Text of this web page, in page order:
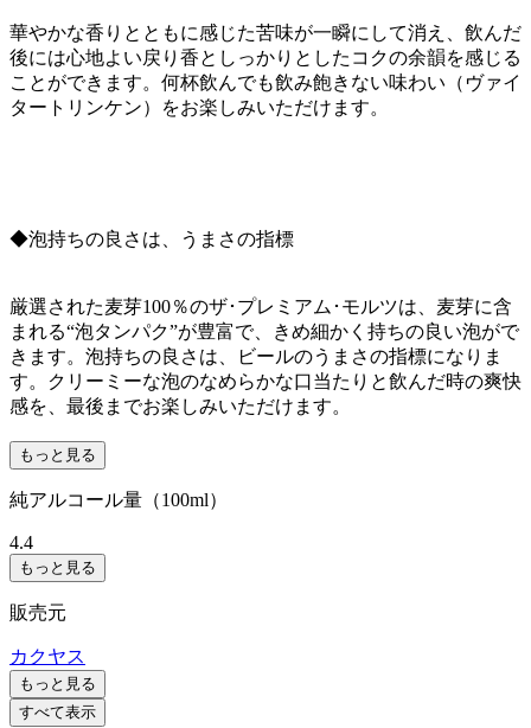
華やかな香りとともに感じた苦味が一瞬にして消え、飲んだ
後には心地よい戻り香としっかりとしたコクの余韻を感じる
ことができます。何杯飲んでも飲み飽きない味わい（ヴァイ
タートリンケン）をお楽しみいただけます。
◆泡持ちの良さは、うまさの指標
厳選された麦芽100％のザ･プレミアム･モルツは、麦芽に含
まれる“泡タンパク”が豊富で、きめ細かく持ちの良い泡がで
きます。泡持ちの良さは、ビールのうまさの指標になりま
す。クリーミーな泡のなめらかな口当たりと飲んだ時の爽快
感を、最後までお楽しみいただけます。
もっと見る
純アルコール量（100ml）
4.4
もっと見る
販売元
カクヤス
もっと見る
すべて表示